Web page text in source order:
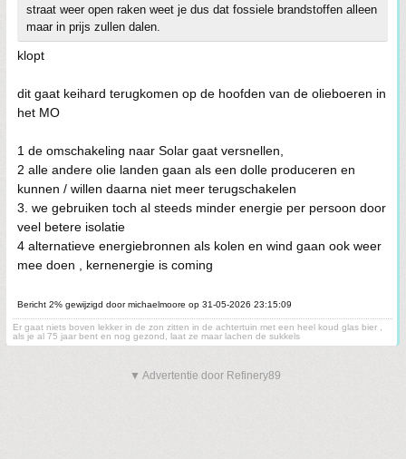
straat weer open raken weet je dus dat fossiele brandstoffen alleen
maar in prijs zullen dalen.
klopt
dit gaat keihard terugkomen op de hoofden van de olieboeren in
het MO
1 de omschakeling naar Solar gaat versnellen,
2 alle andere olie landen gaan als een dolle produceren en
kunnen / willen daarna niet meer terugschakelen
3. we gebruiken toch al steeds minder energie per persoon door
veel betere isolatie
4 alternatieve energiebronnen als kolen en wind gaan ook weer
mee doen , kernenergie is coming
Bericht 2% gewijzigd door michaelmoore op 31-05-2026 23:15:09
Er gaat niets boven lekker in de zon zitten in de achtertuin met een heel koud glas bier ,
als je al 75 jaar bent en nog gezond, laat ze maar lachen de sukkels
▼ Advertentie door Refinery89